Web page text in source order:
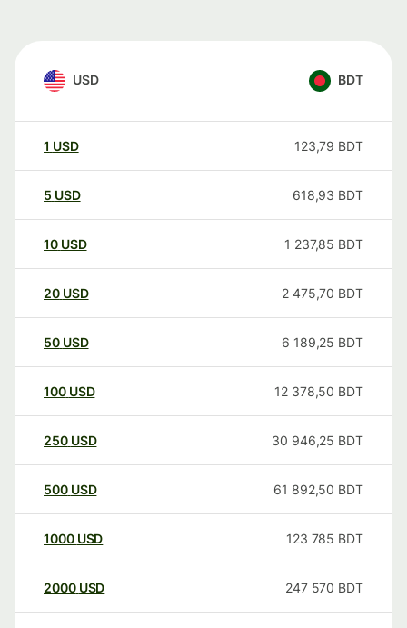
USD BDT
1 USD 123,79 BDT
5 USD 618,93 BDT
10 USD 1 237,85 BDT
20 USD 2 475,70 BDT
50 USD 6 189,25 BDT
100 USD 12 378,50 BDT
250 USD 30 946,25 BDT
500 USD 61 892,50 BDT
1000 USD 123 785 BDT
2000 USD 247 570 BDT